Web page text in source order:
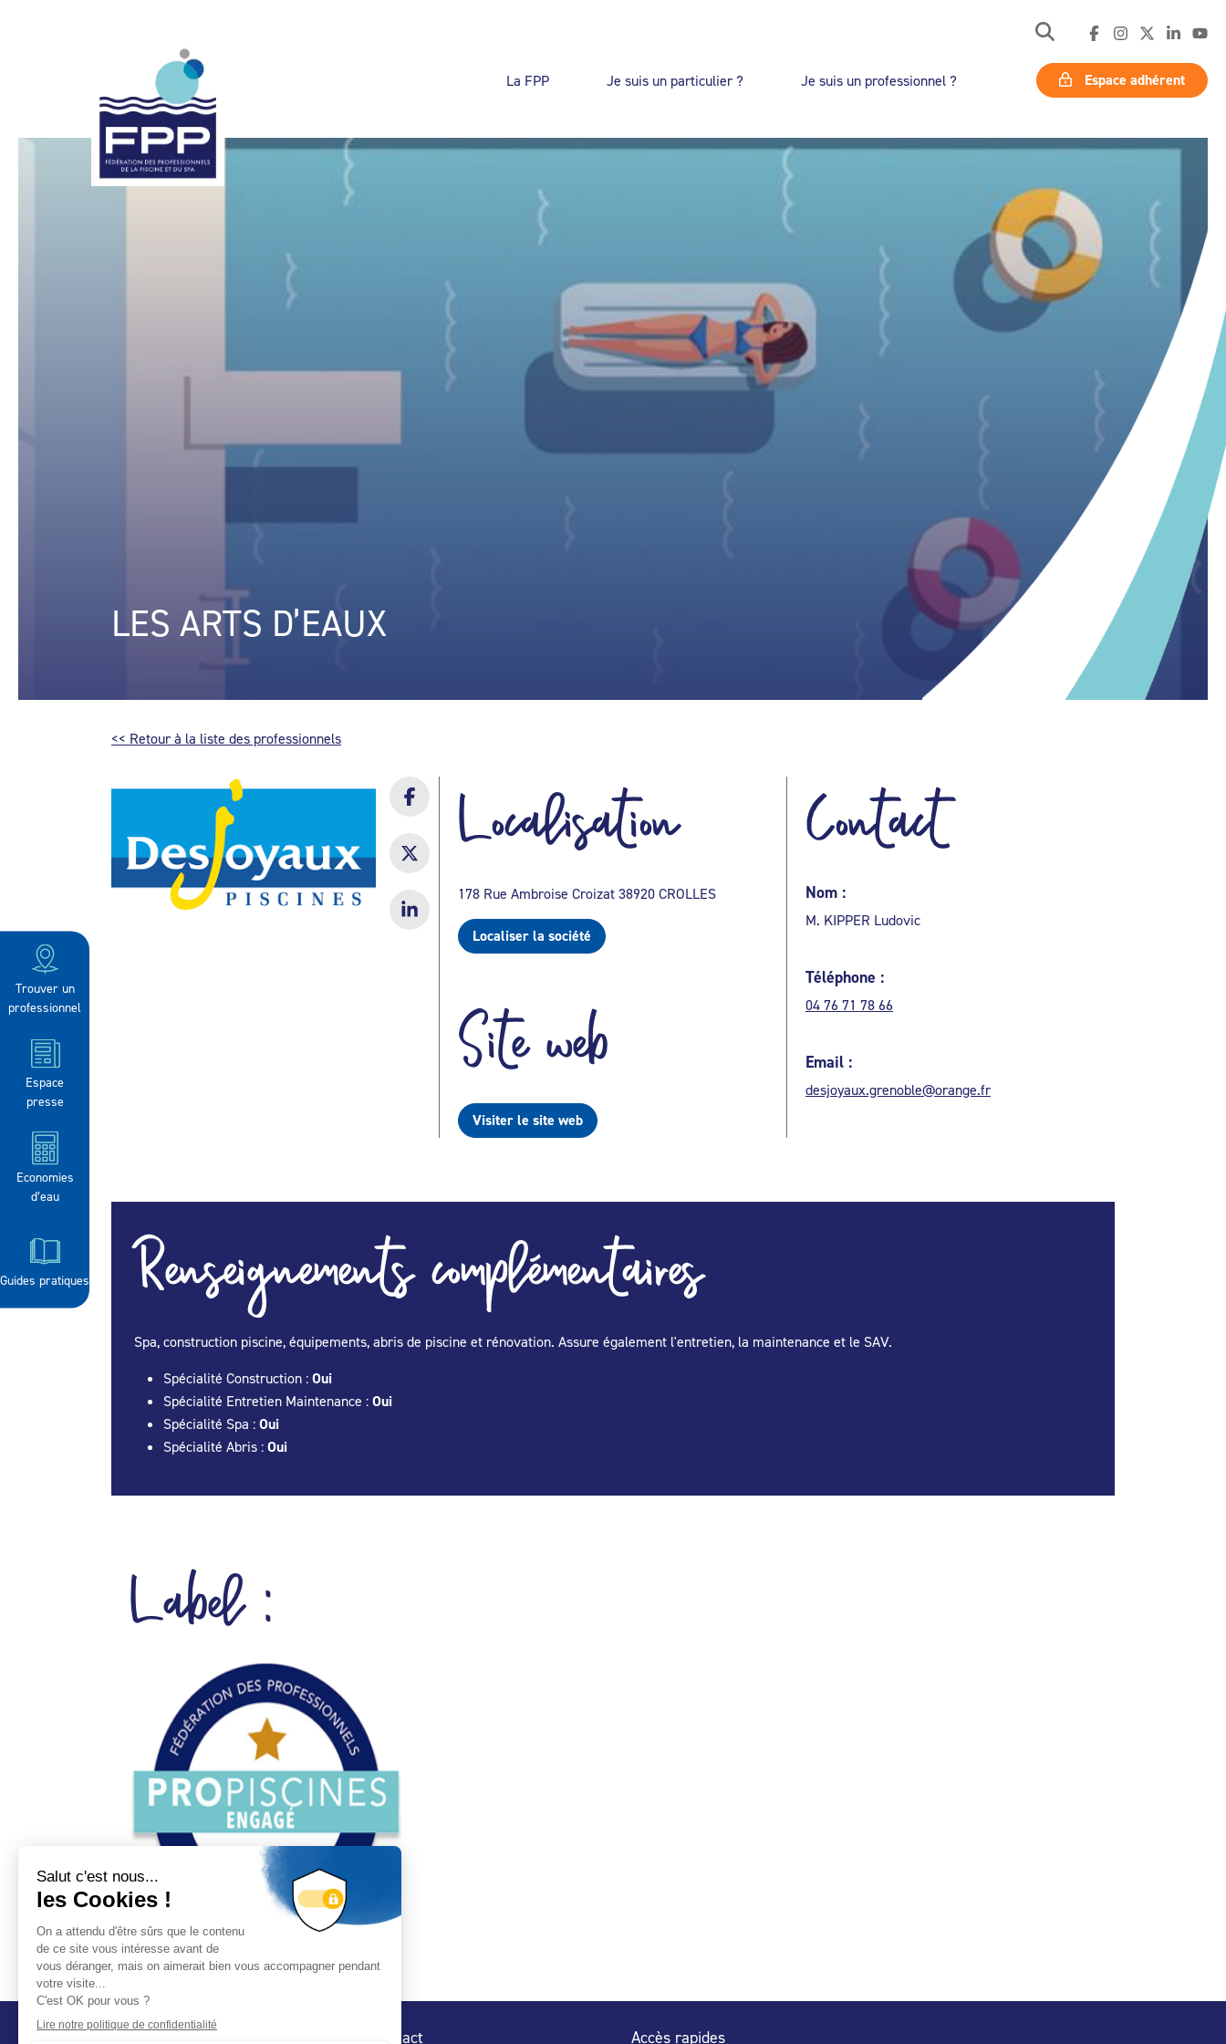
La FPP Je suis un particulier ? Je suis un professionnel ? Espace adhérent
Trouver un
professionnel
Espace
presse
Economies
d’eau
Guides pratiques
LES ARTS D’EAUX
<< Retour à la liste des professionnels
Localisation
178 Rue Ambroise Croizat 38920 CROLLES
Localiser la société
Site web
Visiter le site web
Contact
Nom :
M. KIPPER Ludovic
Téléphone :
04 76 71 78 66
Email :
desjoyaux.grenoble@orange.fr
Renseignements complémentaires
Spa, construction piscine, équipements, abris de piscine et rénovation. Assure également l'entretien, la maintenance et le SAV.
Spécialité Construction : Oui
Spécialité Entretien Maintenance : Oui
Spécialité Spa : Oui
Spécialité Abris : Oui
Label :
Contact Accès rapides